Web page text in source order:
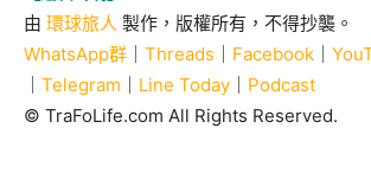
由 環球旅人 製作，版權所有，不得抄襲。
WhatsApp群
Threads Facebook
Telegram Line Today
Podcast
© TraFoLife.com All Rights Reserved.